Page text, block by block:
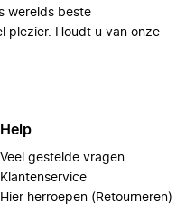
werelds beste
plezier. Houdt u van onze
Help
Veel gestelde vragen
Klantenservice
Hier herroepen (Retourneren)